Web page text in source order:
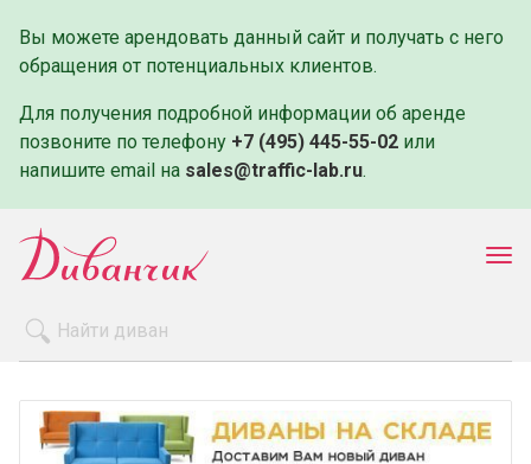
Вы можете арендовать данный сайт и получать с него
обращения от потенциальных клиентов.
Для получения подробной информации об аренде
позвоните по телефону +7 (495) 445-55-02 или
напишите email на sales@traffic-lab.ru.
Оплата и доставка
Контакты